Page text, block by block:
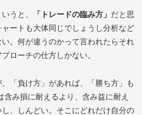
うと、 「トレードの臨み方」 だと思
ートも大体同じでしょうし分析など
。何が違うのかって言われたらそれ
ローチの仕方しかない。
「負け方」があれば、「勝ち方」も
含み損に耐えるより、含み益に耐え
、しんどい。そこにどれだけ自分の